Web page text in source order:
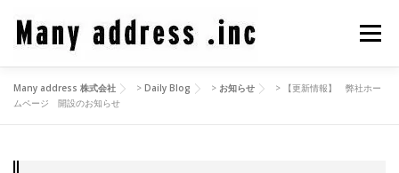
ン
メニュ
COMPANY PROFILE
Many address 株式会社 > Daily Blog > お知らせ >
【更新情報】 弊社ホー
ムページ 開設のお知らせ